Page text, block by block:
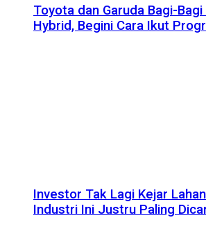
Toyota dan Garuda Bagi-
Hybrid, Begini Cara Ikut
Investor Tak Lagi Kejar
Industri Ini Justru Paling